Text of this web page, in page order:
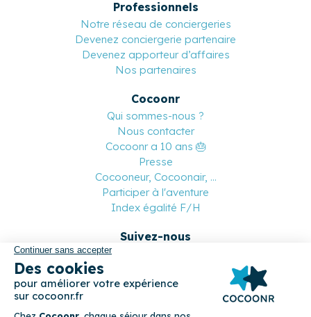
Professionnels
Notre réseau de conciergeries
Devenez conciergerie partenaire
Devenez apporteur d’affaires
Nos partenaires
Cocoonr
Qui sommes-nous ?
Nous contacter
Cocoonr a 10 ans 🎂
Presse
Cocooneur, Cocoonair, ...
Participer à l'aventure
Index égalité F/H
Suivez-nous